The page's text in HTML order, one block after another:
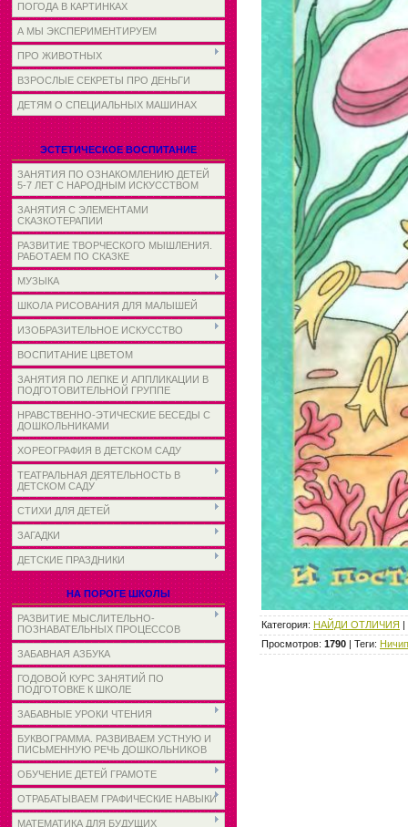
ПОГОДА В КАРТИНКАХ
А МЫ ЭКСПЕРИМЕНТИРУЕМ
ПРО ЖИВОТНЫХ
ВЗРОСЛЫЕ СЕКРЕТЫ ПРО ДЕНЬГИ
ДЕТЯМ О СПЕЦИАЛЬНЫХ МАШИНАХ
ЭСТЕТИЧЕСКОЕ ВОСПИТАНИЕ
ЗАНЯТИЯ ПО ОЗНАКОМЛЕНИЮ ДЕТЕЙ
5-7 ЛЕТ С НАРОДНЫМ ИСКУССТВОМ
ЗАНЯТИЯ С ЭЛЕМЕНТАМИ
СКАЗКОТЕРАПИИ
РАЗВИТИЕ ТВОРЧЕСКОГО МЫШЛЕНИЯ.
РАБОТАЕМ ПО СКАЗКЕ
МУЗЫКА
ШКОЛА РИСОВАНИЯ ДЛЯ МАЛЫШЕЙ
ИЗОБРАЗИТЕЛЬНОЕ ИСКУССТВО
ВОСПИТАНИЕ ЦВЕТОМ
ЗАНЯТИЯ ПО ЛЕПКЕ И АППЛИКАЦИИ В
ПОДГОТОВИТЕЛЬНОЙ ГРУППЕ
НРАВСТВЕННО-ЭТИЧЕСКИЕ БЕСЕДЫ С
ДОШКОЛЬНИКАМИ
ХОРЕОГРАФИЯ В ДЕТСКОМ САДУ
ТЕАТРАЛЬНАЯ ДЕЯТЕЛЬНОСТЬ В
ДЕТСКОМ САДУ
СТИХИ ДЛЯ ДЕТЕЙ
ЗАГАДКИ
ДЕТСКИЕ ПРАЗДНИКИ
НА ПОРОГЕ ШКОЛЫ
РАЗВИТИЕ МЫСЛИТЕЛЬНО-
ПОЗНАВАТЕЛЬНЫХ ПРОЦЕССОВ
ЗАБАВНАЯ АЗБУКА
ГОДОВОЙ КУРС ЗАНЯТИЙ ПО
ПОДГОТОВКЕ К ШКОЛЕ
ЗАБАВНЫЕ УРОКИ ЧТЕНИЯ
БУКВОГРАММА. РАЗВИВАЕМ УСТНУЮ И
ПИСЬМЕННУЮ РЕЧЬ ДОШКОЛЬНИКОВ
ОБУЧЕНИЕ ДЕТЕЙ ГРАМОТЕ
ОТРАБАТЫВАЕМ ГРАФИЧЕСКИЕ НАВЫКИ
МАТЕМАТИКА ДЛЯ БУДУЩИХ
Категория: НАЙДИ ОТЛИЧИЯ |
Просмотров: 1790 | Теги: